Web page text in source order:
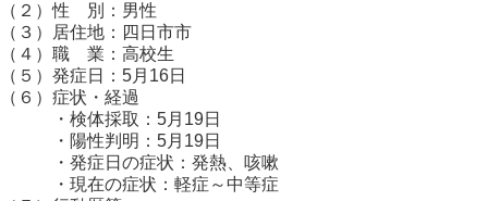
（２）性 別：男性
（３）居住地：四日市市
（４）職 業：高校生
（５）発症日：5月16日
（６）症状・経過
・検体採取：5月19日
・陽性判明：5月19日
・発症日の症状：発熱、咳嗽
・現在の症状：軽症～中等症